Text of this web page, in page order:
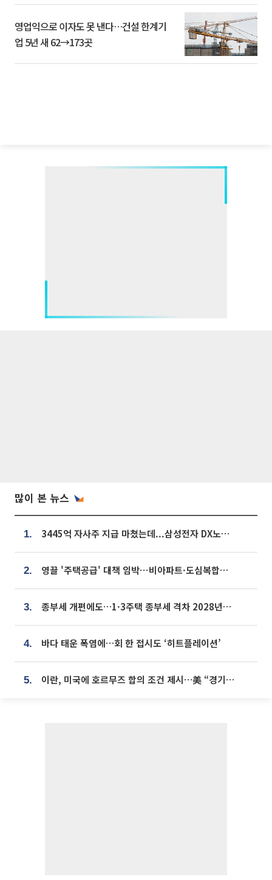
영업익으로 이자도 못 낸다…건설 한계기
업 5년 새 62→173곳
많이 본 뉴스
1. 3445억 자사주 지급 마쳤는데...삼성전자 DX노조, 뒤늦은 '떼쓰기 집회'
2. 영끌 '주택공급' 대책 임박⋯비아파트·도심복합까지 총동원
3. 종부세 개편에도…1·3주택 종부세 격차 2028년부터 확대
4. 바다 태운 폭염에…회 한 접시도 ‘히트플레이션’
5. 이란, 미국에 호르무즈 합의 조건 제시…美 “경기 아직 안 끝나” [종합]